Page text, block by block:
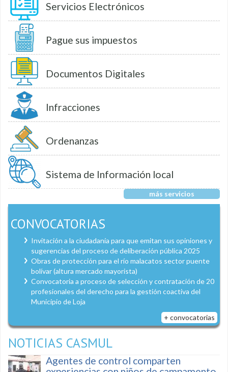
Servicios Electrónicos
Pague sus impuestos
Documentos Digitales
Infracciones
Ordenanzas
Sistema de Información local
más servicios
CONVOCATORIAS
Invitación a la ciudadanía para que emitan sus opiniones y
sugerencias del proceso de deliberación pública 2025
Obras de protección para el río malacatos sector puente
bolívar (altura mercado mayorista)
Convocatoria a proceso de selección y contratación de 20
profesionales del derecho para la gestión coactiva del
Municipio de Loja
+ convocatorias
NOTICIAS CASMUL
Agentes de control comparten